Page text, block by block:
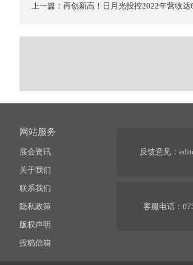
上一篇：再创新高！日月光投控2022年营收达
网站服务
展会资讯
关于我们
联系我们
隐私政策
版权声明
投稿信箱
反馈意见：
客服电话：